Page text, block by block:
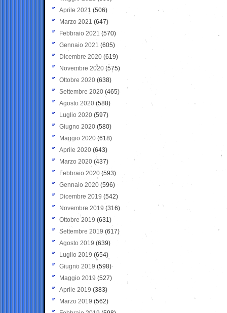
Aprile 2021 (506)
Marzo 2021 (647)
Febbraio 2021 (570)
Gennaio 2021 (605)
Dicembre 2020 (619)
Novembre 2020 (575)
Ottobre 2020 (638)
Settembre 2020(465)
Agosto 2020 (588)
Luglio 2020 (597)
Giugno 2020 (580)
Maggio 2020 (618)
Aprile 2020 (643)
Marzo 2020 (437)
Febbraio 2020 (593)
Gennaio 2020 (596)
Dicembre 2019 (542)
Novembre 2019 (316)
Ottobre 2019 (631)
Settembre 2019 (617)
Agosto 2019 (639)
Luglio 2019 (654)
Giugno 2019 (598)
Maggio 2019 (527)
Aprile 2019 (383)
Marzo 2019 (562)